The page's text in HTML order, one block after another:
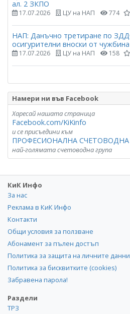
ал. 2 ЗКПО
17.07.2026 ЦУ на НАП 774
НАП: Данъчно третиране по
осигурителни вноски от чужбина
17.07.2026 ЦУ на НАП 158
Намери ни във Facebook
Харесай нашата страница
Facebook.com/KiKinfo
и се присъедини към
ПРОФЕСИОНАЛНА
най-голямата счетоводна група
КиК Инфо
За нас
Реклама в КиК Инфо
Контакти
Общи условия за ползване
Абонамент за пълен достъп
Политика за защита на личните данни
Политика за бисквитките (cookies)
Забравена парола!
Раздели
ТРЗ